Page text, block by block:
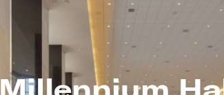
Millennium